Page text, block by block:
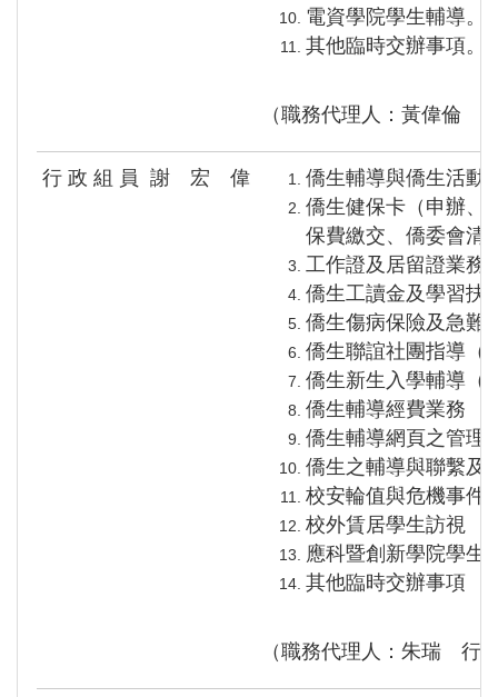
電資學院學生輔導。
其他臨時交辦事項。
（職務代理人：黃偉倫
行 政 組 員 謝 宏 偉
僑生輔導與僑生活動
僑生健保卡（申辦、
保費繳交、 僑委會清
工作證及居留證業務
僑生工讀金及學習扶
僑生傷病保險及急難
僑生聯誼社團指導
僑生新生入學輔導（
僑生輔導經費業務
僑生輔導網頁之管理
僑生之輔導與聯繫及
校安輪值與危機事件
校外賃居學生訪視
應科暨創新學院學生
其他臨時交辦事項
（職務代理人：朱瑞 行